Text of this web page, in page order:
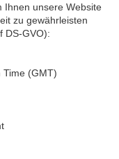
Ihnen unsere Website
zu gewährleisten
DS-GVO):
(GMT)